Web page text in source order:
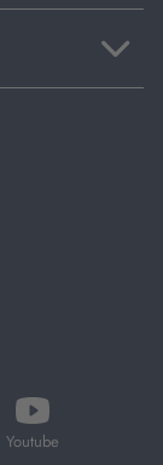
Youtube
öffnet
in